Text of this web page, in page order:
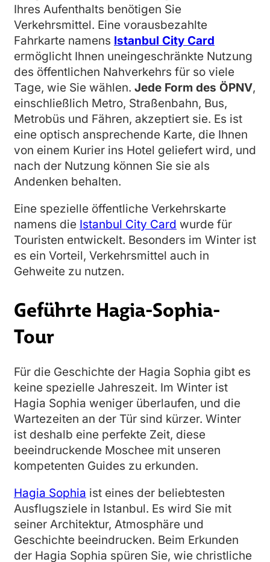
Ihres Aufenthalts benötigen Sie
Verkehrsmittel. Eine vorausbezahlte
Fahrkarte namens Istanbul City Card
ermöglicht Ihnen uneingeschränkte Nutzung
des öffentlichen Nahverkehrs für so viele
Tage, wie Sie wählen. Jede Form des ÖPNV,
einschließlich Metro, Straßenbahn, Bus,
Metrobüs und Fähren, akzeptiert sie. Es ist
eine optisch ansprechende Karte, die Ihnen
von einem Kurier ins Hotel geliefert wird, und
nach der Nutzung können Sie sie als
Andenken behalten.
Eine spezielle öffentliche Verkehrskarte
namens die Istanbul City Card wurde für
Touristen entwickelt. Besonders im Winter ist
es ein Vorteil, Verkehrsmittel auch in
Gehweite zu nutzen.
Geführte Hagia-Sophia-
Tour
Für die Geschichte der Hagia Sophia gibt es
keine spezielle Jahreszeit. Im Winter ist
Hagia Sophia weniger überlaufen, und die
Wartezeiten an der Tür sind kürzer. Winter
ist deshalb eine perfekte Zeit, diese
beeindruckende Moschee mit unseren
kompetenten Guides zu erkunden.
Hagia Sophia ist eines der beliebtesten
Ausflugsziele in Istanbul. Es wird Sie mit
seiner Architektur, Atmosphäre und
Geschichte beeindrucken. Beim Erkunden
der Hagia Sophia spüren Sie, wie christliche